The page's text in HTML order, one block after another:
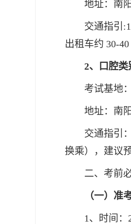
地址：南
交通指引
出租车约 30-40
2、口腔类
考试基地
地址：南
交通指引
换乘），建议
二、考前
（一）准
1、时间：